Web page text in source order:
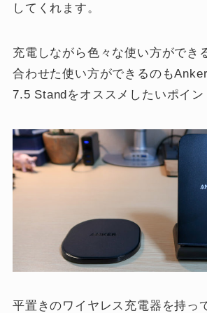
してくれます。
充電しながら色々な使い方ができ
合わせた使い方ができるのも
7.5 Standをオススメしたいポイン
平置きのワイヤレス充電器を持っ